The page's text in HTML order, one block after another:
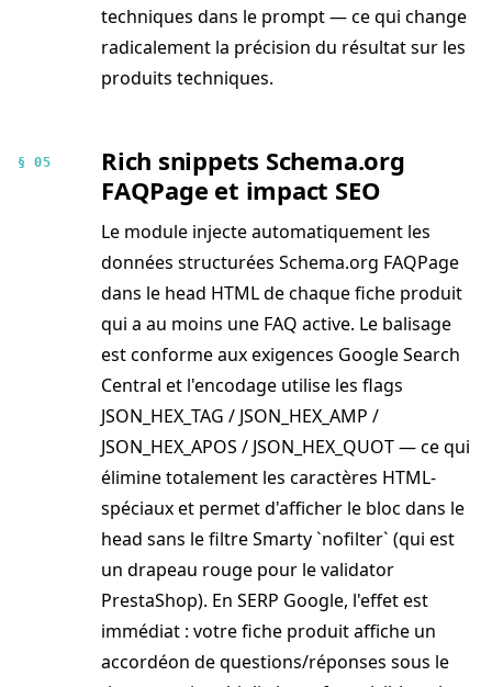
techniques dans le prompt — ce qui change
radicalement la précision du résultat sur les
produits techniques.
§ 05
Rich snippets Schema.org
FAQPage et impact SEO
Le module injecte automatiquement les
données structurées Schema.org FAQPage
dans le head HTML de chaque fiche produit
qui a au moins une FAQ active. Le balisage
est conforme aux exigences Google Search
Central et l'encodage utilise les flags
JSON_HEX_TAG / JSON_HEX_AMP /
JSON_HEX_APOS / JSON_HEX_QUOT — ce qui
élimine totalement les caractères HTML-
spéciaux et permet d'afficher le bloc dans le
head sans le filtre Smarty `nofilter` (qui est
un drapeau rouge pour le validator
PrestaShop). En SERP Google, l'effet est
immédiat : votre fiche produit affiche un
accordéon de questions/réponses sous le